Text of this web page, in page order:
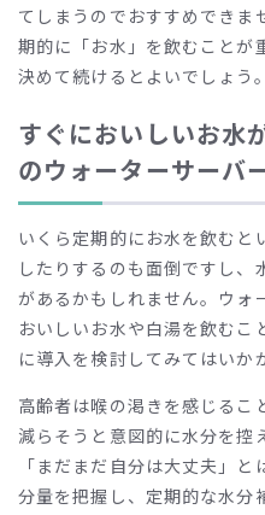
てしまうのでおすすめできま
期的に「お水」を飲むことが
決めて続けるとよいでしょう。
すぐにおいしいお水
のウォーターサーバ
いくら定期的にお水を飲むと
したりするのも面倒ですし
があるかもしれません。ウォ
おいしいお水や白湯を飲むこ
に導入を検討してみてはいか
高齢者は喉の渇きを感じるこ
減らそうと意図的に水分を控
「まだまだ自分は大丈夫」
分量を把握し、定期的な水分